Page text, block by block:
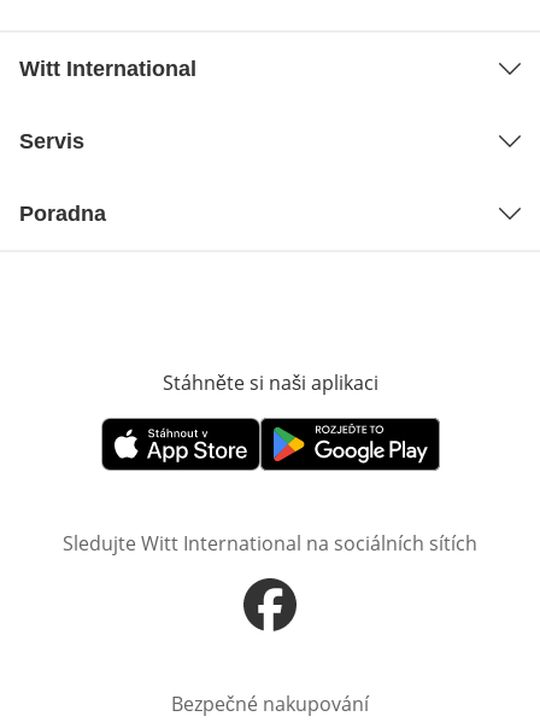
Witt International
Servis
Poradna
Stáhněte si naši aplikaci
Otevře v novém okněOtevře v novém okně
Sledujte Witt International na sociálních sítích
Otevře v novém okně
Bezpečné nakupování